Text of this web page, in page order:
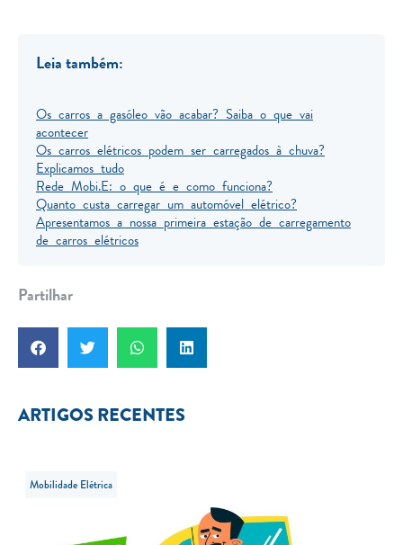
Leia também:
Os carros a gasóleo vão acabar? Saiba o que vai
acontecer
Os carros elétricos podem ser carregados à chuva?
Explicamos tudo
Rede Mobi.E: o que é e como funciona?
Quanto custa carregar um automóvel elétrico?
Apresentamos a nossa primeira estação de carregamento
de carros elétricos
Partilhar
ARTIGOS RECENTES
Mobilidade Elétrica